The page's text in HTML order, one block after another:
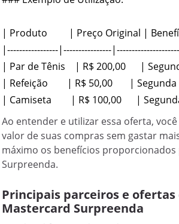
| Produto         | Preço Original |
|-----------------|----------------
| Par de Tênis    | R$ 200,00      |
| Refeição        | R$ 50,00       |
Ao entender e utilizar essa oferta,
valor de suas compras sem gastar
máximo os benefícios
Surpreenda.
Principais parceiros e
Mastercard Surpreenda